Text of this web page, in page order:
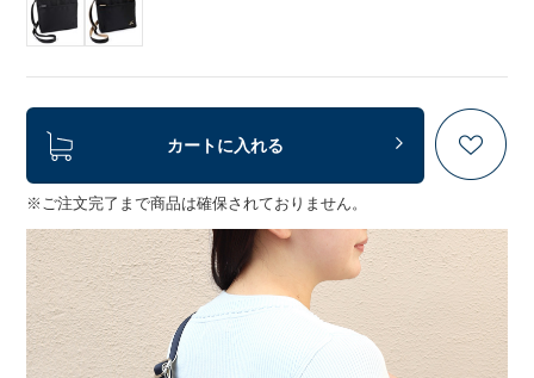
カートに入れる
※ご注文完了まで商品は確保されておりません。